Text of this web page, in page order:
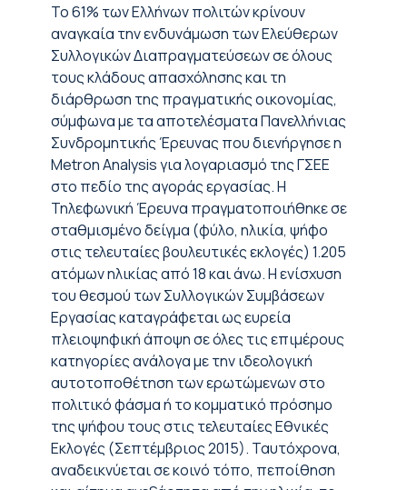
Το 61% των Ελλήνων πολιτών κρίνουν
αναγκαία την ενδυνάμωση των Ελεύθερων
Συλλογικών Διαπραγματεύσεων σε όλους
τους κλάδους απασχόλησης και τη
διάρθρωση της πραγματικής οικονομίας,
σύμφωνα με τα αποτελέσματα Πανελλήνιας
Συνδρομητικής Έρευνας που διενήργησε η
Metron Analysis για λογαριασμό της ΓΣΕΕ
στο πεδίο της αγοράς εργασίας. Η
Τηλεφωνική Έρευνα πραγματοποιήθηκε σε
σταθμισμένο δείγμα (φύλο, ηλικία, ψήφο
στις τελευταίες βουλευτικές εκλογές) 1.205
ατόμων ηλικίας από 18 και άνω. Η ενίσχυση
του θεσμού των Συλλογικών Συμβάσεων
Εργασίας καταγράφεται ως ευρεία
πλειοψηφική άποψη σε όλες τις επιμέρους
κατηγορίες ανάλογα με την ιδεολογική
αυτοτοποθέτηση των ερωτώμενων στο
πολιτικό φάσμα ή το κομματικό πρόσημο
της ψήφου τους στις τελευταίες Εθνικές
Εκλογές (Σεπτέμβριος 2015). Ταυτόχρονα,
αναδεικνύεται σε κοινό τόπο, πεποίθηση